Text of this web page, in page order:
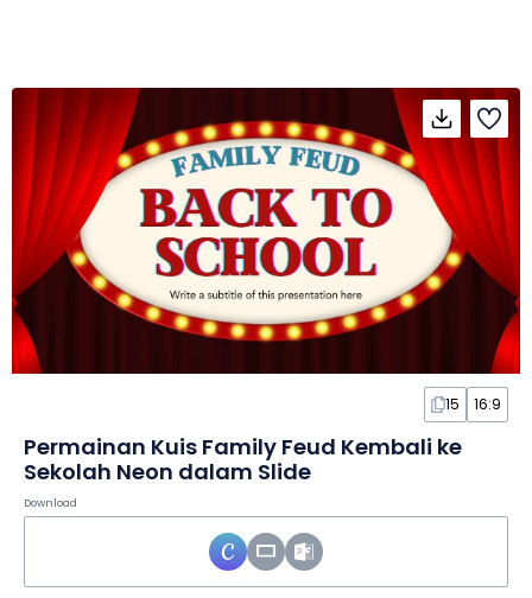
15 16:9
Permainan Kuis Family Feud Kembali ke
Sekolah Neon dalam Slide
Download